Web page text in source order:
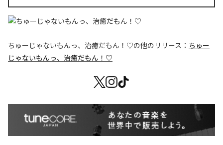
ちゅーじゃないもんっ、治癒だもん！♡の他のリリース： ちゅー
じゃないもんっ、治癒だもん！♡